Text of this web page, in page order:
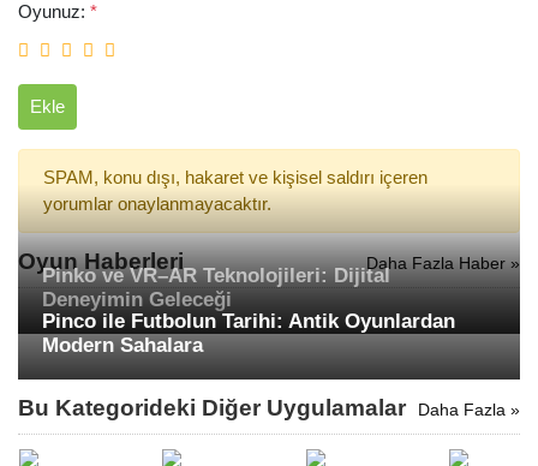
Oyunuz: *
Ekle
SPAM, konu dışı, hakaret ve kişisel saldırı içeren
yorumlar onaylanmayacaktır.
Oyun Haberleri Daha Fazla Haber »
Pinko ve VR–AR Teknolojileri: Dijital
Deneyimin Geleceği
Pinco ile Futbolun Tarihi: Antik Oyunlardan
Modern Sahalara
Bu Kategorideki Diğer Uygulamalar Daha Fazla »